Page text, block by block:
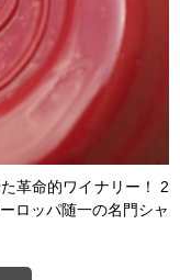
革命的ワイナリー！ 2
ロッパ随一の名門シャ